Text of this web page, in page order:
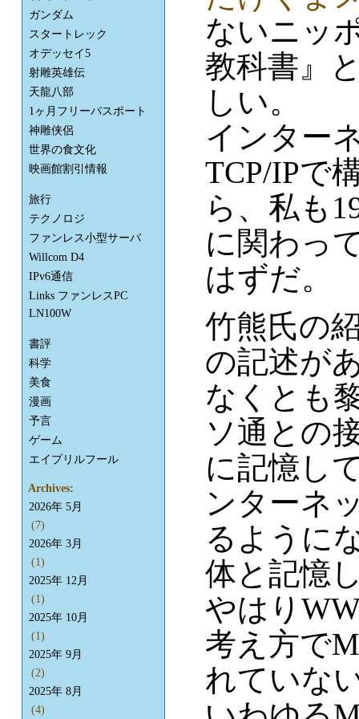
ないニッ
教科書』
しい。
インター
TCP/IPで
ら、私も
に関わっ
はずだ。
竹熊氏の
の記述が
なくとも
ソ通との
に記憶し
ンターネ
るように
体と記憶
やはり
考え方で
れていな
ガンダム
スタートレック
オデッセイ5
射雕英雄伝
天龍八部
1ヶ月フリーパスポート
神雕侠侶
世界の食文化
映画館割引情報
旅行
テクノロジ
ファンレス小型サーバ
Willcom D4
IPv6通信
Links ファンレスPC
LN100W
書評
科学
美食
漫画
予言
ゲーム
エイプリルフール
Archives:
2026年 5月
(7)
2026年 3月
(1)
2025年 12月
(1)
2025年 10月
(1)
2025年 9月
(2)
2025年 8月
(4)